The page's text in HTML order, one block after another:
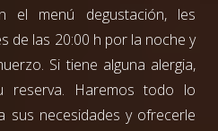
el menú degustación, les
de las 20:00 h por la noche y
Si tiene alguna alergia,
reserva. Haremos todo lo
sus necesidades y ofrecerle